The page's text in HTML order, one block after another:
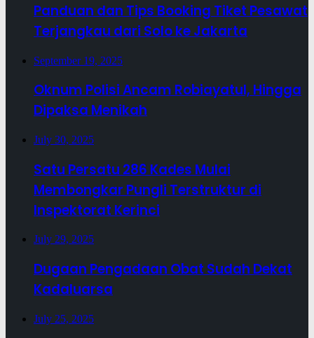
Panduan dan Tips Booking Tiket Pesawat
Terjangkau dari Solo ke Jakarta
September 19, 2025
Oknum Polisi Ancam Robiayatul, Hingga
Dipaksa Menikah
July 30, 2025
Satu Persatu 286 Kades Mulai
Membongkar Pungli Terstruktur di
Inspektorat Kerinci
July 29, 2025
Dugaan Pengadaan Obat Sudah Dekat
Kadaluarsa
July 25, 2025